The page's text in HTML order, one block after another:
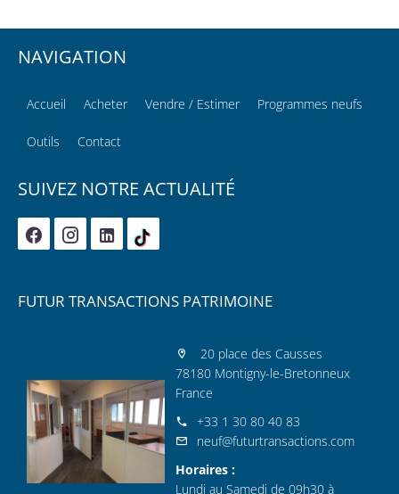
NAVIGATION
Accueil Acheter Vendre / Estimer Programmes neufs
Outils Contact
SUIVEZ NOTRE ACTUALITÉ
FUTUR TRANSACTIONS PATRIMOINE
20 place des Causses
78180 Montigny-le-Bretonneux
France
+33 1 30 80 40 83
neuf@futurtransactions.com
Horaires :
Lundi au Samedi de 09h30 à